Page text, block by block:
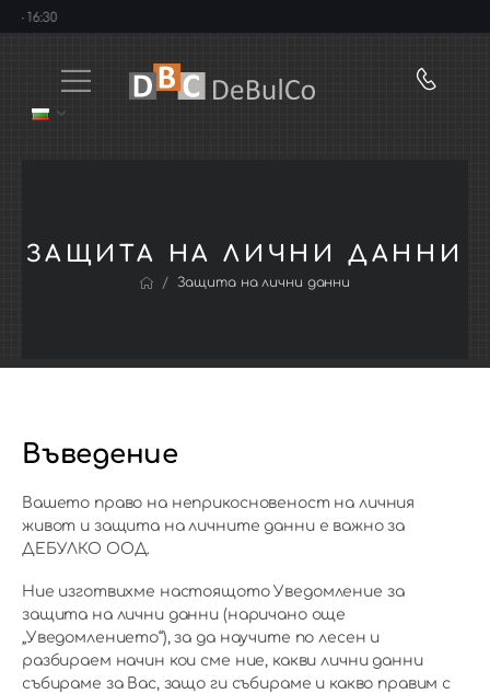
ЗАЩИТА НА ЛИЧНИ ДАННИ
/ Защита на лични данни
Въведение
Вашето право на неприкосновеност на личния
живот и защита на личните данни е важно за
ДЕБУЛКО ООД.
Ние изготвихме настоящото Уведомление за
защита на лични данни (наричано още
„Уведомлението“), за да научите по лесен и
разбираем начин кои сме ние, какви лични данни
събираме за Вас, защо ги събираме и какво правим с